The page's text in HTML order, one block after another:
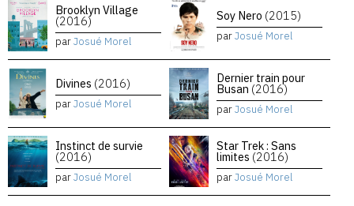
Brooklyn Village
(2016)
parJosué Morel
Soy Nero (2015)
parJosué Morel
Divines (2016)
parJosué Morel
Dernier train pour
Busan (2016)
parJosué Morel
Instinct de survie
(2016)
parJosué Morel
Star Trek : Sans
limites (2016)
parJosué Morel